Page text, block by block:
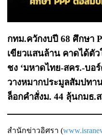
กทม.ควักงบปี 68 ศึกษา
เขียวแสนล้าน คาดได้ตั
ชง ‘มหาดไทย-สคร.-บอ
วางหมากประมูลสัมปท
ล็อกคำสั่งม. 44 ลุ้นกมธ.
สำนักข่าวอิศรา (